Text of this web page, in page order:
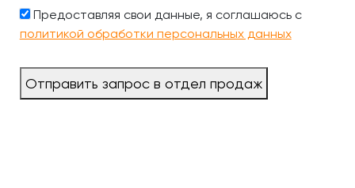
Предоставляя свои данные, я соглашаюсь с
политикой обработки персональных данных
Отправить запрос в отдел продаж